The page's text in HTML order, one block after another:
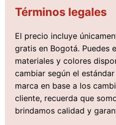
Términos legales
El precio incluye
gratis en Bogotá. Puedes
materiales y colores
cambiar según el
marca en base a los
cliente, recuerda que
brindamos calidad y